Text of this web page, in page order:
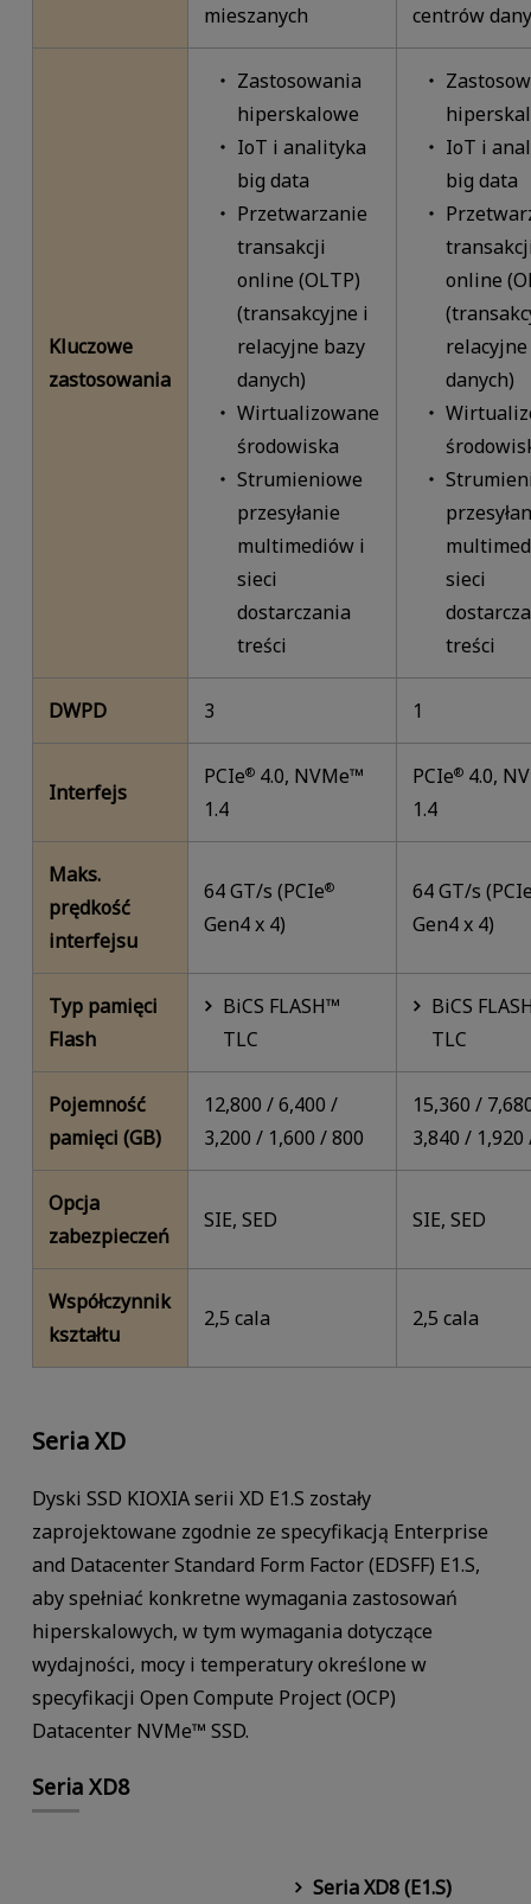
mieszanych
centrów
Kluczowe
zastosowania
Zastosowania
hiperskalowe
IoT i analityka
big data
Przetwarzanie
transakcji
online (OLTP)
(transakcyjne i
relacyjne bazy
danych)
Wirtualizowane
środowiska
Strumieniowe
przesyłanie
multimediów i
sieci
dostarczania
treści
IoT i
big data
online
danych)
sieci
treści
DWPD 3 1
Interfejs
PCIe® 4.0, NVMe™
1.4
PCIe® 4.0,
1.4
Maks.
prędkość
interfejsu
64 GT/s (PCIe®
Gen4 x 4)
64 GT/s
Gen4 x 4)
Typ pamięci
Flash
BiCS FLASH™
TLC
BiCS
TLC
Pojemność
pamięci (GB)
12,800 / 6,400 /
3,200 / 1,600 / 800
15,360 /
3,840 / 1,920
Opcja
zabezpieczeń
SIE, SED SIE, SED
Współczynnik
kształtu
2,5 cala 2,5 cala
Seria XD
Dyski SSD KIOXIA serii XD E1.S zostały
zaprojektowane zgodnie ze specyfikacją Enterprise
and Datacenter Standard Form Factor (EDSFF) E1.S,
aby spełniać konkretne wymagania zastosowań
hiperskalowych, w tym wymagania dotyczące
wydajności, mocy i temperatury określone w
specyfikacji Open Compute Project (OCP)
Datacenter NVMe™ SSD.
Seria XD8
Seria XD8 (E1.S)